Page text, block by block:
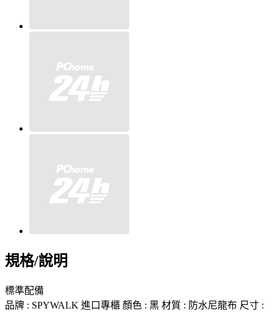
規格/說明
標準配備
品牌 : SPYWALK 進口專櫃 顏色 : 黑 材質 : 防水尼龍布 尺寸 :